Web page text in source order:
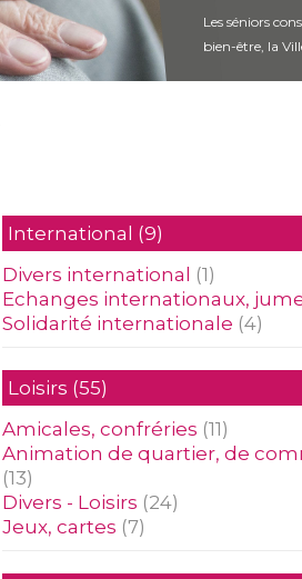
Les séniors
bien-être, la
International (9)
Divers international
(1)
Echanges internationaux,
Solidarité internationale (4)
Loisirs (55)
Amicales, confréries (11)
Animation de quartier, de
(13)
Divers - Loisirs (24)
Jeux, cartes (7)